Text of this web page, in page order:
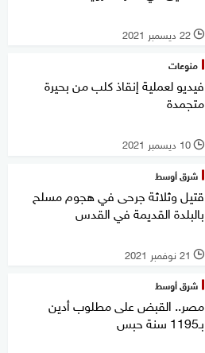
l 22 ديسمبر 2021
منوعات
فيديو لعملية إنقاذ كلب من بحيرة
متجمدة
l 10 ديسمبر 2021
شرق أوسط
قتيل وثلاثة جرحى في هجوم مسلح
بالبلدة القديمة في القدس
l 21 نوفمبر 2021
شرق أوسط
مصر.. القبض على مطلوب أدين
بـ1195 سنة حبس